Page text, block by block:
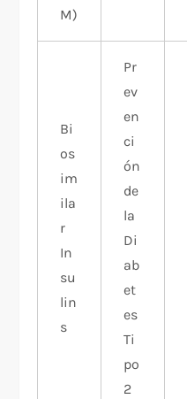
M)
Bi
os
im
ila
r
In
su
lin
s
Pr
ev
en
ci
ón
de
la
Di
ab
et
es
Ti
po
2